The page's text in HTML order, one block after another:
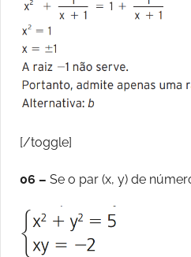
[/toggle]
06 – Se o par (x, y) de